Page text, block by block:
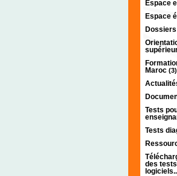
Espace
Espace
Dossiers
Maroc (3)
Tests
Tests
des